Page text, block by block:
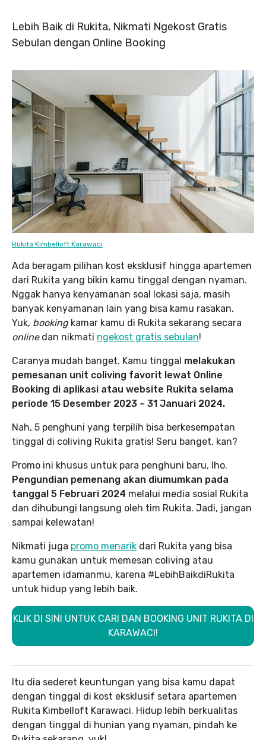
Lebih Baik di Rukita, Nikmati Ngekost Gratis
Sebulan dengan Online Booking
Rukita Kimbelloft Karawaci
Ada beragam pilihan kost eksklusif hingga apartemen
dari Rukita yang bikin kamu tinggal dengan nyaman.
Nggak hanya kenyamanan soal lokasi saja, masih
banyak kenyamanan lain yang bisa kamu rasakan.
Yuk, bookingkamar kamu di Rukita sekarang secara
onlinedan nikmati ngekost gratis sebulan!
Caranya mudah banget. Kamu tinggal melakukan
pemesanan unit coliving favorit lewat Online
Booking di aplikasi atau website Rukita selama
periode 15 Desember 2023 – 31 Januari 2024.
Nah, 5 penghuni yang terpilih bisa berkesempatan
tinggal di coliving Rukita gratis! Seru banget, kan?
Promo ini khusus untuk para penghuni baru, lho.
Pengundian pemenang akan diumumkan pada
tanggal 5 Februari 2024 melalui media sosial Rukita
dan dihubungi langsung oleh tim Rukita. Jadi, jangan
sampai kelewatan!
Nikmati juga promo menarik dari Rukita yang bisa
kamu gunakan untuk memesan coliving atau
apartemen idamanmu, karena #LebihBaikdiRukita
untuk hidup yang lebih baik.
KLIK DI SINI UNTUK CARI DAN BOOKING UNIT RUKITA DI
KARAWACI!
Itu dia sederet keuntungan yang bisa kamu dapat
dengan tinggal di kost eksklusif setara apartemen
Rukita Kimbelloft Karawaci. Hidup lebih berkualitas
dengan tinggal di hunian yang nyaman, pindah ke